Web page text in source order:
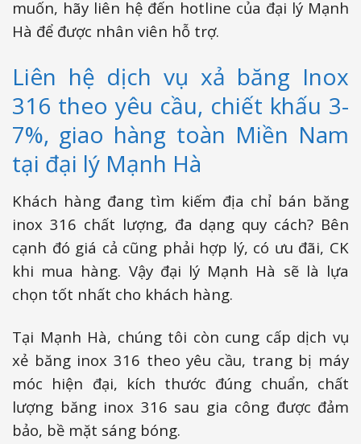
muốn, hãy liên hệ đến hotline của đại lý Mạnh
Hà để được nhân viên hỗ trợ.
Liên hệ dịch vụ xả băng Inox
316 theo yêu cầu, chiết khấu 3-
7%, giao hàng toàn Miền Nam
tại đại lý Mạnh Hà
Khách hàng đang tìm kiếm địa chỉ bán băng
inox 316 chất lượng, đa dạng quy cách? Bên
cạnh đó giá cả cũng phải hợp lý, có ưu đãi, CK
khi mua hàng. Vậy đại lý Mạnh Hà sẽ là lựa
chọn tốt nhất cho khách hàng.
Tại Mạnh Hà, chúng tôi còn cung cấp dịch vụ
xẻ băng inox 316 theo yêu cầu, trang bị máy
móc hiện đại, kích thước đúng chuẩn, chất
lượng băng inox 316 sau gia công được đảm
bảo, bề mặt sáng bóng.